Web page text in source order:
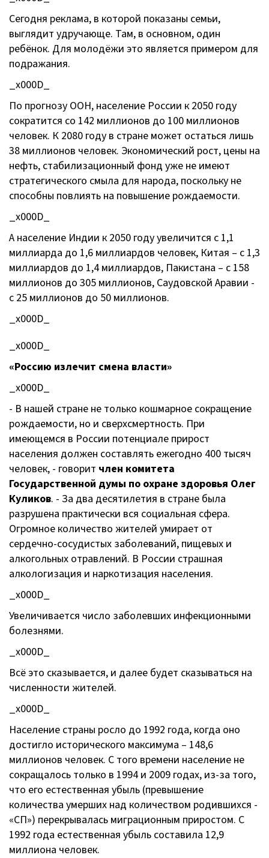
Сегодня реклама, в которой показаны семьи,
выглядит удручающе. Там, в основном, один
ребёнок. Для молодёжи это является примером для
подражания.
_x000D_
По прогнозу ООН, население России к 2050 году
сократится со 142 миллионов до 100 миллионов
человек. К 2080 году в стране может остаться лишь
38 миллионов человек. Экономический рост, цены на
нефть, стабилизационный фонд уже не имеют
стратегического смыла для народа, поскольку не
способны повлиять на повышение рождаемости.
_x000D_
А население Индии к 2050 году увеличится с 1,1
миллиарда до 1,6 миллиардов человек, Китая – с 1,3
миллиардов до 1,4 миллиардов, Пакистана – с 158
миллионов до 305 миллионов, Саудовской Аравии -
с 25 миллионов до 50 миллионов.
_x000D_
_x000D_
«Россию излечит смена власти»
_x000D_
- В нашей стране не только кошмарное сокращение
рождаемости, но и сверхсмертность. При
имеющемся в России потенциале прирост
населения должен составлять ежегодно 400 тысяч
человек, - говорит член комитета
Государственной думы по охране здоровья Олег
Куликов. - За два десятилетия в стране была
разрушена практически вся социальная сфера.
Огромное количество жителей умирает от
сердечно-сосудистых заболеваний, пищевых и
алкогольных отравлений. В России страшная
алкологизация и наркотизация населения.
_x000D_
Увеличивается число заболевших инфекционными
болезнями.
_x000D_
Всё это сказывается, и далее будет сказываться на
численности жителей.
_x000D_
Население страны росло до 1992 года, когда оно
достигло исторического максимума – 148,6
миллионов человек. С того времени население не
сокращалось только в 1994 и 2009 годах, из-за того,
что его естественная убыль (превышение
количества умерших над количеством родившихся -
«СП») перекрывалась миграционным приростом. С
1992 года естественная убыль составила 12,9
миллиона человек.